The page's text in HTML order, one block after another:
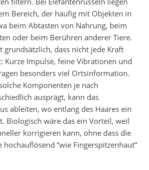
Bereich, der häufig mit Objekten in
beim Abtasten von Nahrung, beim
oder beim Berühren anderer Tiere.
grundsätzlich, dass nicht jede Kraft
Kurze Impulse, feine Vibrationen und
besonders viel Ortsinformation.
Komponenten je nach
ausprägt, kann das
ableiten, wo entlang des Haares ein
Biologisch wäre das ein Vorteil, weil
korrigieren kann, ohne dass die
hochauflösend “wie Fingerspitzenhaut”